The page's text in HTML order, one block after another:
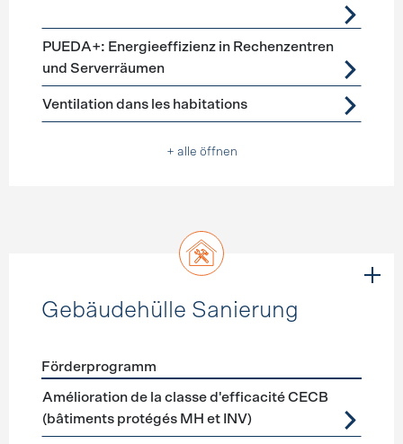
PUEDA+: Energieeffizienz in Rechenzentren
und Serverräumen
Ventilation dans les habitations
+ alle öffnen
Gebäudehülle Sanierung
Förderprogramme Gebäudehülle Sanierung
Förderprogramm
Amélioration de la classe d'efficacité CECB
(bâtiments protégés MH et INV)